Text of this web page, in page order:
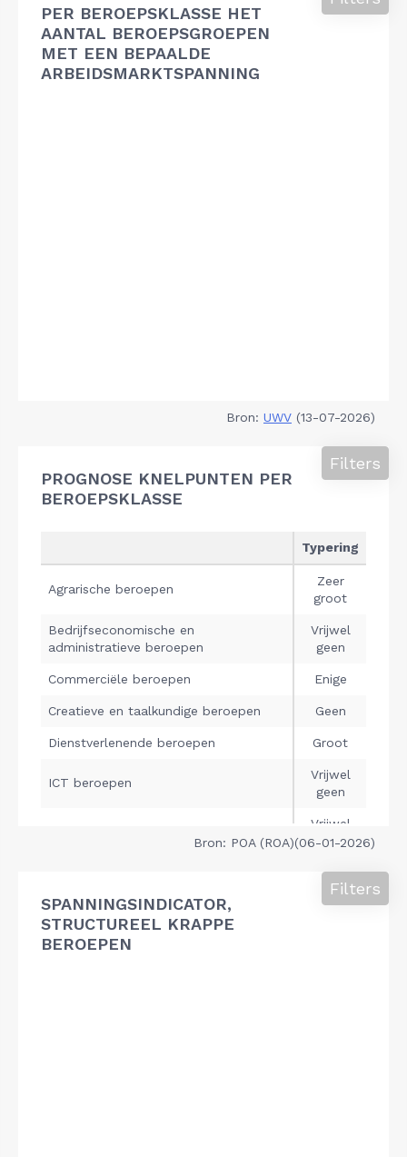
PER BEROEPSKLASSE HET
AANTAL BEROEPSGROEPEN
MET EEN BEPAALDE
ARBEIDSMARKTSPANNING
Bron: UWV (13-07-2026)
PROGNOSE KNELPUNTEN PER
BEROEPSKLASSE
Filters
Bron: POA (ROA)(06-01-2026)
SPANNINGSINDICATOR,
STRUCTUREEL KRAPPE
BEROEPEN
Filters